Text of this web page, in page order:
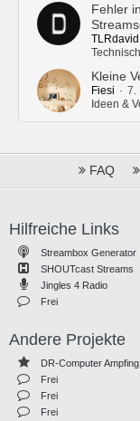
Fehler
TLRdavid
Kleine
Fiesi
7.
Ideen &
FAQ
Hilfreiche Links
Streambox Generator
SHOUTcast Streams
Jingles 4 Radio
Frei
Andere Projekte
DR-Computer Ampfing
Frei
Frei
Frei